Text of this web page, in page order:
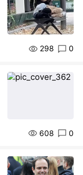
298 0
608 0